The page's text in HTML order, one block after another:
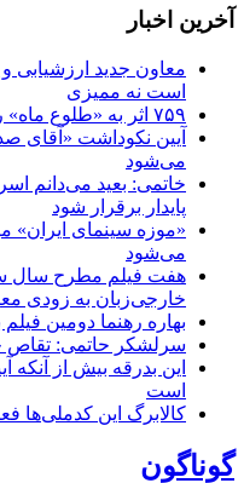
آخرین اخبار
معاون جدید ارزشیابی
است نه ممیزی
۷۵۹ اثر به «طلوع ماه» رسید
آیین نکوداشت «آقای
می‌شود
خاتمی: بعید می‌دانم
پایدار برقرار شود
«موزه سینمای ایران»
می‌شود
هفت فیلم مطرح سال
خارجی‌زبان به زودی
بهاره رهنما دومین
سرلشکر حاتمی: تقاص
این بدرقه بیش از آنکه
است
کالابرگ این کدملی‌ها
گوناگون